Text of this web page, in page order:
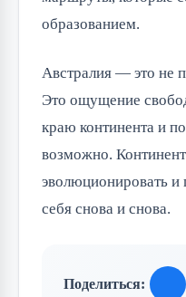
образованием.
Австралия — это не
Это ощущение
краю континента и
возможно.
эволюционировать и
себя снова и снова.
Поделиться: